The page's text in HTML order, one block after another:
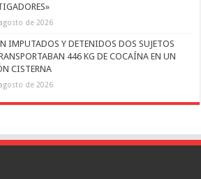
de 2026
IMPUTADOS Y DETENIDOS DOS SUJETOS
446 KG DE COCAÍNA EN UN
CISTERNA
de 2026